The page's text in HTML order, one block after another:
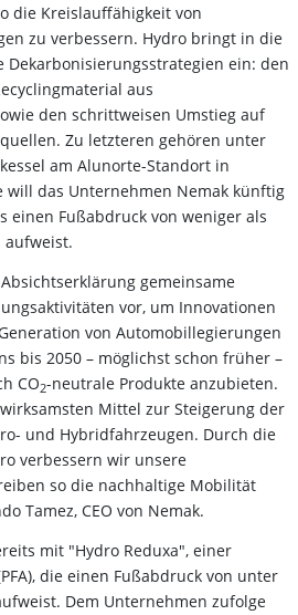
die Kreislauffähigkeit von
zu verbessern. Hydro bringt in die
Dekarbonisierungsstrategien ein: den
aus
den schrittweisen Umstieg auf
Zu letzteren gehören unter
am Alunorte-Standort in
will das Unternehmen Nemak künftig
einen Fußabdruck von weniger als
aufweist.
gemeinsame
vor, um Innovationen
von Automobillegierungen
bis 2050 – möglichst schon früher –
CO2-neutrale Produkte anzubieten.
Mittel zur Steigerung der
und Hybridfahrzeugen. Durch die
verbessern wir unsere
so die nachhaltige Mobilität
Tamez, CEO von Nemak.
mit "Hydro Reduxa", einer
die einen Fußabdruck von unter
Dem Unternehmen zufolge